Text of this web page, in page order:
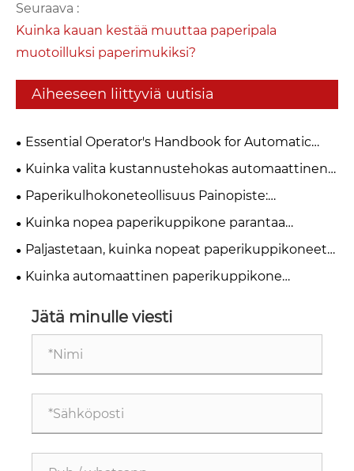
Seuraava :
Kuinka kauan kestää muuttaa paperipala
muotoilluksi paperimukiksi?
Aiheeseen liittyviä uutisia
Essential Operator's Handbook for Automatic
Paper Cup Machines
Kuinka valita kustannustehokas automaattinen
paperikuppikone pienille ja keskikokoisille
paperikuppitehtaille vuonna 2026?
Paperikulhokoneteollisuus Painopiste:
automaatio, huolto ja hankintaratkaisut
Kuinka nopea paperikuppikone parantaa
tuotannon tehokkuutta?
Paljastetaan, kuinka nopeat paperikuppikoneet
saavuttavat kaksinkertaisen tuotantokapasiteetin
Kuinka automaattinen paperikuppikone
Jätä minulle viesti